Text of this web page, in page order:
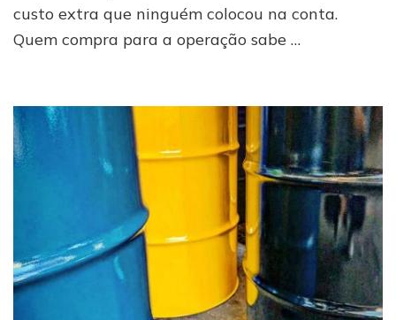
custo extra que ninguém colocou na conta.
Quem compra para a operação sabe …